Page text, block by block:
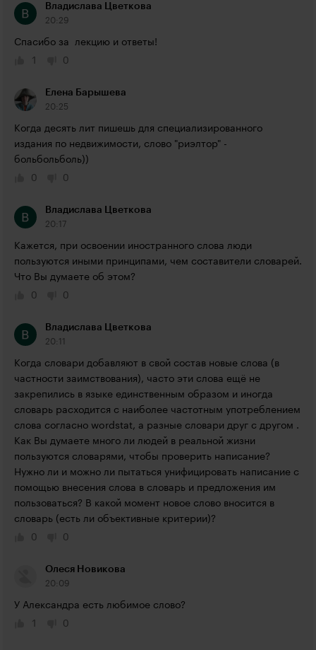
Владислава Цветкова
20:29
Спасибо за  лекцию и ответы!
1
0
Елена Барышева
20:25
Когда десять лит пишешь для специализированного
издания по недвижимости, слово "риэлтор" -
больбольболь))
0
0
Владислава Цветкова
20:17
Кажется, при освоении иностранного слова люди
пользуются иными принципами, чем составители словарей.
Что Вы думаете об этом?
0
0
Владислава Цветкова
20:11
Когда словари добавляют в свой состав новые слова (в
частности заимствования), часто эти слова ещё не
закрепились в языке единственным образом и иногда
словарь расходится с наиболее частотным употреблением
слова согласно wordstat, а разные словари друг с другом .
Как Вы думаете много ли людей в реальной жизни
пользуются словарями, чтобы проверить написание?
Нужно ли и можно ли пытаться унифицировать написание с
помощью внесения слова в словарь и предложения им
пользоваться? В какой момент новое слово вносится в
словарь (есть ли объективные критерии)?
0
0
Олеся Новикова
20:09
У Александра есть любимое слово?
1
0